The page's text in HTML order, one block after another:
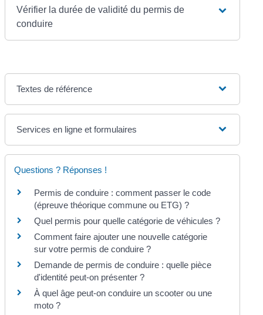
Vérifier la durée de validité du permis de
conduire
Textes de référence
Services en ligne et formulaires
Questions ? Réponses !
Permis de conduire : comment passer le code
(épreuve théorique commune ou ETG) ?
Quel permis pour quelle catégorie de véhicules ?
Comment faire ajouter une nouvelle catégorie
sur votre permis de conduire ?
Demande de permis de conduire : quelle pièce
d'identité peut-on présenter ?
À quel âge peut-on conduire un scooter ou une
moto ?